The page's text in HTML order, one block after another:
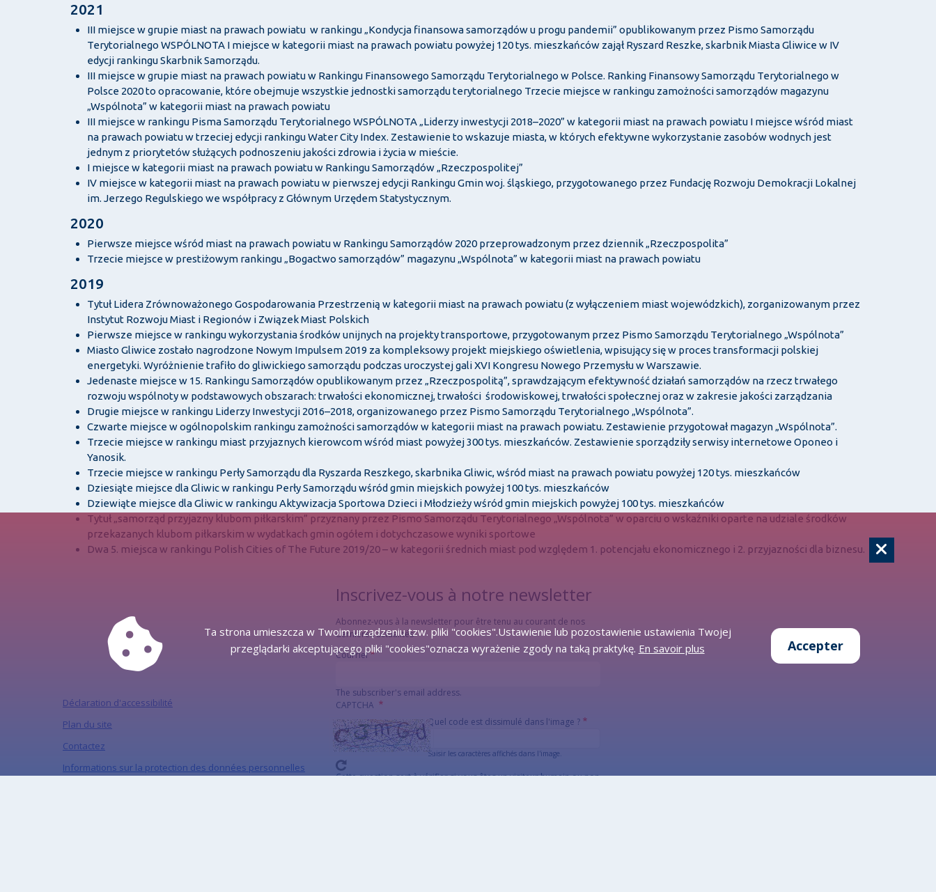
2021
III miejsce w grupie miast na prawach powiatu w rankingu „Kondycja finansowa samorządów u progu pandemii” opublikowanym przez Pismo Samorządu
Terytorialnego WSPÓLNOTA I miejsce w kategorii miast na prawach powiatu powyżej 120 tys. mieszkańców zajął Ryszard Reszke, skarbnik Miasta Gliwice w IV
edycji rankingu Skarbnik Samorządu.
III miejsce w grupie miast na prawach powiatu w Rankingu Finansowego Samorządu Terytorialnego w Polsce. Ranking Finansowy Samorządu Terytorialnego w
Polsce 2020 to opracowanie, które obejmuje wszystkie jednostki samorządu terytorialnego Trzecie miejsce w rankingu zamożności samorządów magazynu
„Wspólnota” w kategorii miast na prawach powiatu
III miejsce w rankingu Pisma Samorządu Terytorialnego WSPÓLNOTA „Liderzy inwestycji 2018–2020” w kategorii miast na prawach powiatu I miejsce wśród miast
na prawach powiatu w trzeciej edycji rankingu Water City Index. Zestawienie to wskazuje miasta, w których efektywne wykorzystanie zasobów wodnych jest
jednym z priorytetów służących podnoszeniu jakości zdrowia i życia w mieście.
I miejsce w kategorii miast na prawach powiatu w Rankingu Samorządów „Rzeczpospolitej”
IV miejsce w kategorii miast na prawach powiatu w pierwszej edycji Rankingu Gmin woj. śląskiego, przygotowanego przez Fundację Rozwoju Demokracji Lokalnej
im. Jerzego Regulskiego we współpracy z Głównym Urzędem Statystycznym.
2020
Pierwsze miejsce wśród miast na prawach powiatu w Rankingu Samorządów 2020 przeprowadzonym przez dziennik „Rzeczpospolita”
Trzecie miejsce w prestiżowym rankingu „Bogactwo samorządów” magazynu „Wspólnota” w kategorii miast na prawach powiatu
2019
Tytuł Lidera Zrównoważonego Gospodarowania Przestrzenią w kategorii miast na prawach powiatu (z wyłączeniem miast wojewódzkich), zorganizowanym przez
Instytut Rozwoju Miast i Regionów i Związek Miast Polskich
Pierwsze miejsce w rankingu wykorzystania środków unijnych na projekty transportowe, przygotowanym przez Pismo Samorządu Terytorialnego „Wspólnota”
Miasto Gliwice zostało nagrodzone Nowym Impulsem 2019 za kompleksowy projekt miejskiego oświetlenia, wpisujący się w proces transformacji polskiej
energetyki. Wyróżnienie trafiło do gliwickiego samorządu podczas uroczystej gali XVI Kongresu Nowego Przemysłu w Warszawie.
Jedenaste miejsce w 15. Rankingu Samorządów opublikowanym przez „Rzeczpospolitą”, sprawdzającym efektywność działań samorządów na rzecz trwałego
rozwoju wspólnoty w podstawowych obszarach: trwałości ekonomicznej, trwałości środowiskowej, trwałości społecznej oraz w zakresie jakości zarządzania
Drugie miejsce w rankingu Liderzy Inwestycji 2016–2018, organizowanego przez Pismo Samorządu Terytorialnego „Wspólnota”.
Czwarte miejsce w ogólnopolskim rankingu zamożności samorządów w kategorii miast na prawach powiatu. Zestawienie przygotował magazyn „Wspólnota”.
Trzecie miejsce w rankingu miast przyjaznych kierowcom wśród miast powyżej 300 tys. mieszkańców. Zestawienie sporządziły serwisy internetowe Oponeo i
Yanosik.
Trzecie miejsce w rankingu Perły Samorządu dla Ryszarda Reszkego, skarbnika Gliwic, wśród miast na prawach powiatu powyżej 120 tys. mieszkańców
Dziesiąte miejsce dla Gliwic w rankingu Perły Samorządu wśród gmin miejskich powyżej 100 tys. mieszkańców
Dziewiąte miejsce dla Gliwic w rankingu Aktywizacja Sportowa Dzieci i Młodzieży wśród gmin miejskich powyżej 100 tys. mieszkańców
Tytuł „samorząd przyjazny klubom piłkarskim” przyznany przez Pismo Samorządu Terytorialnego „Wspólnota” w oparciu o wskaźniki oparte na udziale środków
przekazanych klubom piłkarskim w wydatkach gmin ogółem i dotychczasowe wyniki sportowe
Dwa 5. miejsca w rankingu Polish Cities of The Future 2019/20 – w kategorii średnich miast pod względem 1. potencjału ekonomicznego i 2. przyjazności dla biznesu.
Déclaration d'accessibilité
Plan du site
Contactez
Informations sur la protection des données personnelles
Inscrivez-vous à notre newsletter
Abonnez-vous à la newsletter pour être tenu au courant de nos
dernières actualités
Courriel
The subscriber's email address.
CAPTCHA
Quel code est dissimulé dans l'image ?
Saisir les caractères affichés dans l'image.
Cette question sert à vérifier si vous êtes un visiteur humain ou non
Ta strona umieszcza w Twoim urządzeniu tzw. pliki "cookies".Ustawienie lub pozostawienie ustawienia Twojej
przeglądarki akceptującego pliki "cookies"oznacza wyrażenie zgody na taką praktykę. En savoir plus Accepter